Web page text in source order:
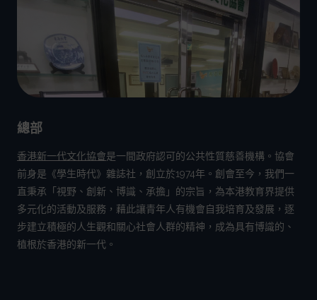
總部
香港新一代文化協會是一間政府認可的公共性質慈善機構。協會
前身是《學生時代》雜誌社，創立於1974年。創會至今，我們一
直秉承「視野、創新、博識、承擔」的宗旨，為本港教育界提供
多元化的活動及服務，藉此讓青年人有機會自我培育及發展，逐
步建立積極的人生觀和關心社會人群的精神，成為具有博識的、
植根於香港的新一代。